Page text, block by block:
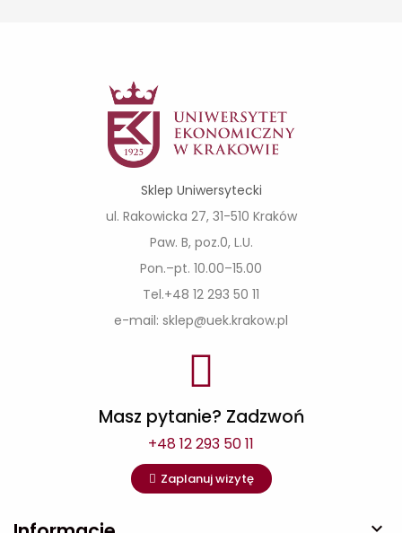
Sklep Uniwersytecki
ul. Rakowicka 27, 31-510 Kraków
Paw. B, poz.0, L.U.
Pon.–pt. 10.00–15.00
Tel.+48 12 293 50 11
e-mail: sklep@uek.krakow.pl
Masz pytanie? Zadzwoń
+48 12 293 50 11
Zaplanuj wizytę
